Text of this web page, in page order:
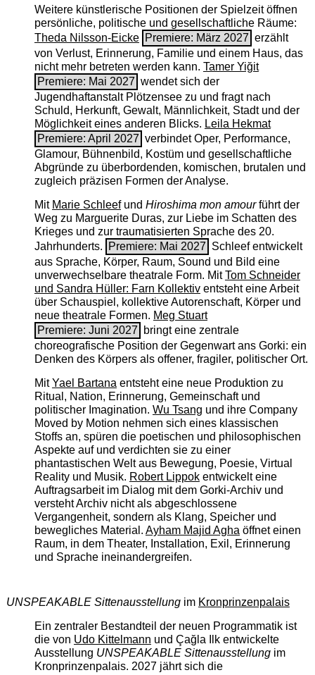
Weitere künstlerische Positionen der Spielzeit öffnen
persönliche, politische und gesellschaftliche Räume:
Theda Nilsson-Eicke Premiere: März 2027 erzählt
von Verlust, Erinnerung, Familie und einem Haus, das
nicht mehr betreten werden kann. Tamer Yiğit
Premiere: Mai 2027 wendet sich der
Jugendhaftanstalt Plötzensee zu und fragt nach
Schuld, Herkunft, Gewalt, Männlichkeit, Stadt und der
Möglichkeit eines anderen Blicks. Leila Hekmat
Premiere: April 2027 verbindet Oper, Performance,
Glamour, Bühnenbild, Kostüm und gesellschaftliche
Abgründe zu überbordenden, komischen, brutalen und
zugleich präzisen Formen der Analyse.
Mit Marie Schleefund Hiroshima mon amourführt der
Weg zu Marguerite Duras, zur Liebe im Schatten des
Krieges und zur traumatisierten Sprache des 20.
Jahrhunderts.
Premiere: Mai 2027 Schleef entwickelt
aus Sprache, Körper, Raum, Sound und Bild eine
unverwechselbare theatrale Form. MitTom Schneider
und Sandra Hüller: Farn Kollektiventsteht eine Arbeit
über Schauspiel, kollektive Autorenschaft, Körper und
neue theatrale Formen. Meg Stuart
Premiere: Juni 2027
bringt eine zentrale
choreografische Position der Gegenwart ans Gorki: ein
Denken des Körpers als offener, fragiler, politischer Ort.
MitYael Bartanaentsteht eine neue Produktion zu
Ritual, Nation, Erinnerung, Gemeinschaft und
politischer Imagination. Wu Tsang und ihre Company
Moved by Motion nehmen sich eines klassischen
Stoffs an, spüren die poetischen und philosophischen
Aspekte auf und verdichten sie zu einer
phantastischen Welt aus Bewegung, Poesie, Virtual
Reality und Musik. Robert Lippokentwickelt eine
Auftragsarbeit im Dialog mit dem Gorki-Archiv und
versteht Archiv nicht als abgeschlossene
Vergangenheit, sondern als Klang, Speicher und
bewegliches Material. Ayham Majid Aghaöffnet einen
Raum, in dem Theater, Installation, Exil, Erinnerung
und Sprache ineinandergreifen.
UNSPEAKABLE Sittenausstellungim Kronprinzenpalais
Ein zentraler Bestandteil der neuen Programmatik ist
die von Udo Kittelmann und Çağla Ilk entwickelte
Ausstellung UNSPEAKABLE Sittenausstellungim
Kronprinzenpalais. 2027 jährt sich die